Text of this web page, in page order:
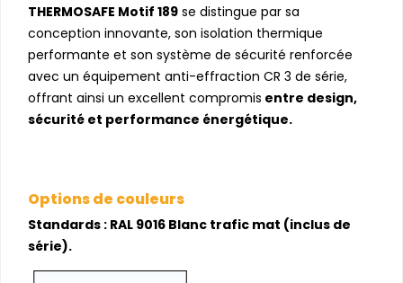
THERMOSAFE Motif 189 se distingue par sa
conception innovante, son isolation thermique
performante et son système de sécurité renforcée
avec un équipement anti-effraction CR 3 de série,
offrant ainsi un excellent compromis entre design,
sécurité et performance énergétique.
Options de couleurs
Standards : RAL 9016 Blanc trafic mat (inclus de
série).